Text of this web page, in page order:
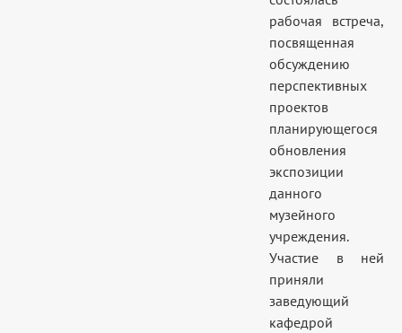
рабочая встреча,
посвященная
обсуждению
перспективных
проектов
планирующегося
обновления
экспозиции
данного
музейного
учреждения.
Участие в ней
приняли
заведующий
кафедрой